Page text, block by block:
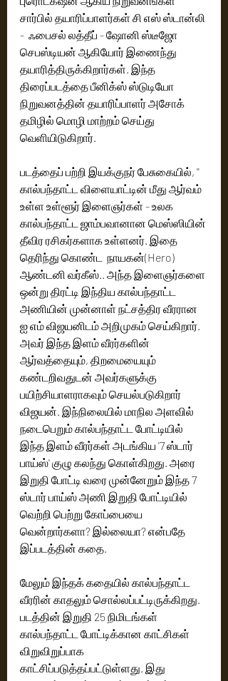
சார்பில் தயாரிப்பாளர்கள் சி எஸ் ஸ்டான்லி
-  ஃபைசல் லத்தீப் - ஷோனி ஸ்டீஜோ
செபஸ்டியன் ஆகியோர் இணைந்து
தயாரித்திருக்கிறார்கள். இந்த
திரைப்படத்தை பீனிக்ஸ் ஸ்டுடியோ
நிறுவனத்தின் தயாரிப்பாளர் அசோக்
தமிழில் மொழி மாற்றம் செய்து
வெளியிடுகிறார்.
படத்தைப் பற்றி இயக்குநர் பேசுகையில், ''
கால்பந்தாட்ட விளையாட்டின் மீது ஆர்வம்
உள்ள உள்ளூர் இளைஞர்கள் - உலக
கால்பந்தாட்ட ஜாம்பவானான மெஸ்ஸியின்
தீவிர ரசிகர்களாக உள்ளனர். இதை
தெரிந்து கொண்ட  நாயகன்(Hero)
ஆண்டனி வர்கீஸ்.. அந்த இளைஞர்களை
ஒன்று திரட்டி இந்திய கால்பந்தாட்ட
அணியின் முன்னாள் நட்சத்திர வீரரான
ஐ எம் விஜயனிடம் அறிமுகம் செய்கிறார்.
அவர் இந்த இளம் வீரர்களின்
ஆர்வத்தையும், திறமையையும்
கண்டறிவதுடன் அவர்களுக்கு
பயிற்சியாளராகவும் செயல்படுகிறார்
விஜயன். இந்நிலையில் மாநில அளவில்
நடைபெறும் கால்பந்தாட்ட போட்டியில்
இந்த இளம் வீரர்கள் அடங்கிய '7 ஸ்டார்
பாய்ஸ்' குழு கலந்து கொள்கிறது. அரை
இறுதி போட்டி வரை முன்னேறும் இந்த 7
ஸ்டார் பாய்ஸ் அணி இறுதி போட்டியில்
வெற்றி பெற்று கோப்பையை
வென்றார்களா? இல்லையா? என்பதே
இப்படத்தின் கதை.
மேலும் இந்தக் கதையில் கால்பந்தாட்ட
வீரரின் காதலும் சொல்லப்பட்டிருக்கிறது.
படத்தின் இறுதி 25 நிமிடங்கள்
கால்பந்தாட்ட போட்டிக்கான காட்சிகள்
விறுவிறுப்பாக
காட்சிப்படுத்தப்பட்டுள்ளது. இது